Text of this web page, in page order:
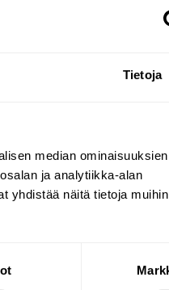
Tietoja
median
ja analytiikka-alan
yhdistää näitä tietoja